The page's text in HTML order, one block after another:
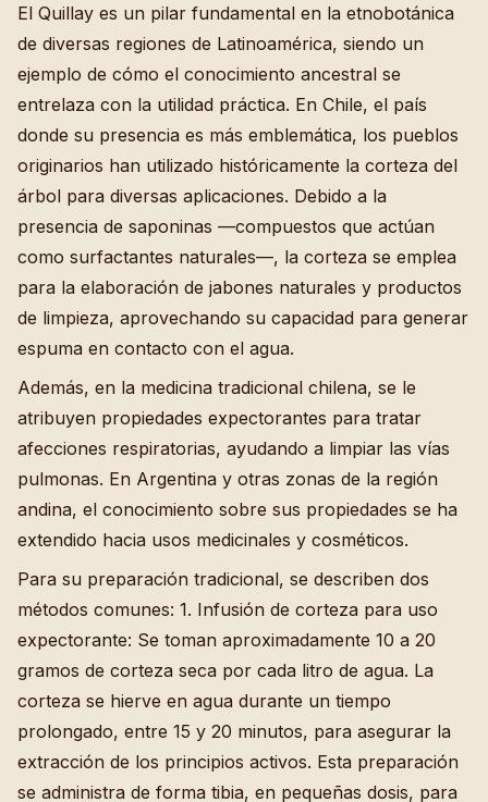
El Quillay es un pilar fundamental en la etnobotánica
de diversas regiones de Latinoamérica, siendo un
ejemplo de cómo el conocimiento ancestral se
entrelaza con la utilidad práctica. En Chile, el país
donde su presencia es más emblemática, los pueblos
originarios han utilizado históricamente la corteza del
árbol para diversas aplicaciones. Debido a la
presencia de saponinas —compuestos que actúan
como surfactantes naturales—, la corteza se emplea
para la elaboración de jabones naturales y productos
de limpieza, aprovechando su capacidad para generar
espuma en contacto con el agua.
Además, en la medicina tradicional chilena, se le
atribuyen propiedades expectorantes para tratar
afecciones respiratorias, ayudando a limpiar las vías
pulmonas. En Argentina y otras zonas de la región
andina, el conocimiento sobre sus propiedades se ha
extendido hacia usos medicinales y cosméticos.
Para su preparación tradicional, se describen dos
métodos comunes: 1. Infusión de corteza para uso
expectorante: Se toman aproximadamente 10 a 20
gramos de corteza seca por cada litro de agua. La
corteza se hierve en agua durante un tiempo
prolongado, entre 15 y 20 minutos, para asegurar la
extracción de los principios activos. Esta preparación
se administra de forma tibia, en pequeñas dosis, para